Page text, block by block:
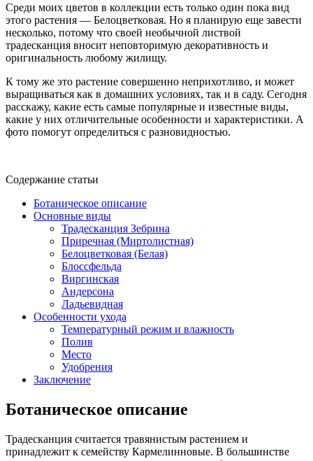
Среди моих цветов в коллекции есть только один пока вид
этого растения — Белоцветковая. Но я планирую еще завести
несколько, потому что своей необычной листвой
традесканция вносит неповторимую декоративность и
оригинальность любому жилищу.
К тому же это растение совершенно неприхотливо, и может
выращиваться как в домашних условиях, так и в саду. Сегодня
расскажу, какие есть самые популярные и известные виды,
какие у них отличительные особенности и характеристики. А
фото помогут определиться с разновидностью.
Содержание статьи
Ботаническое описание
Основные виды
Традесканция Зебрина
Приречная (Миртолистная)
Белоцветковая (Белая)
Блоссфельда
Виргинская
Андерсона
Ладьевидная
Особенности ухода
Температурный режим и влажность
Полив
Место
Удобрения
Заключение
Ботаническое описание
Традесканция считается травянистым растением и
принадлежит к семейству Кармелинновые. В большинстве